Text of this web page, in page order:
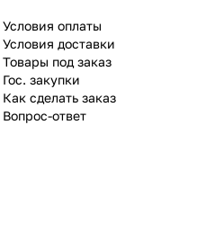
Условия оплаты
Условия доставки
Товары под заказ
Гос. закупки
Как сделать заказ
Вопрос-ответ